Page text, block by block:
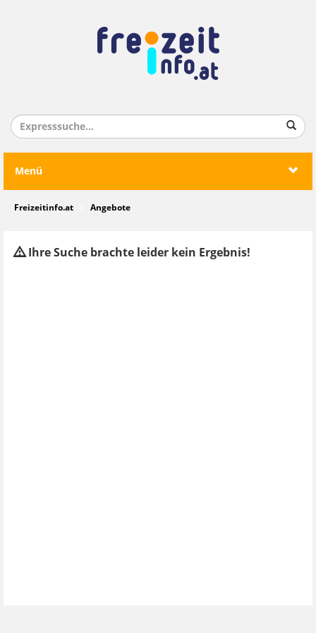
Menü
Freizeitinfo.at Angebote
Ihre Suche brachte leider kein Ergebnis!